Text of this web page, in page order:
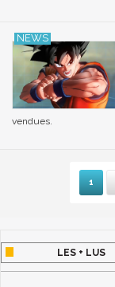
vendues.
1
LES + LUS